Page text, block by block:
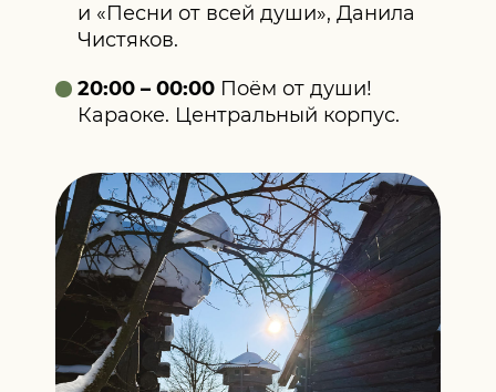
и «Песни от всей души», Данила
Чистяков.
20:00 – 00:00 Поём от души!
Караоке. Центральный корпус.